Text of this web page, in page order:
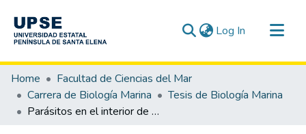
Log In (current)
Communities & Collections
All of DSpace
Statistics
Home
Facultad de Ciencias del Mar
Carrera de Biología Marina
Tesis de Biología Marina
Parásitos en el interior de Mytella guyanensis, Anadara tuberculosa y Leukoma asperrima vendidos en el mercado de La Libertad-Santa Elena, Ecuador, octubre – diciembre 2021.